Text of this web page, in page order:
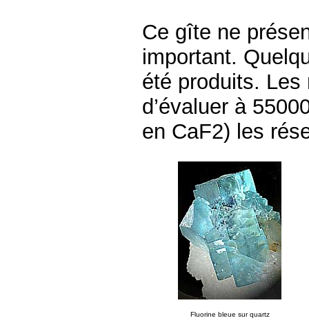
Ce gîte ne
important.
été produits.
d’évaluer à
en CaF2) les
Fluorine bleue sur quartz